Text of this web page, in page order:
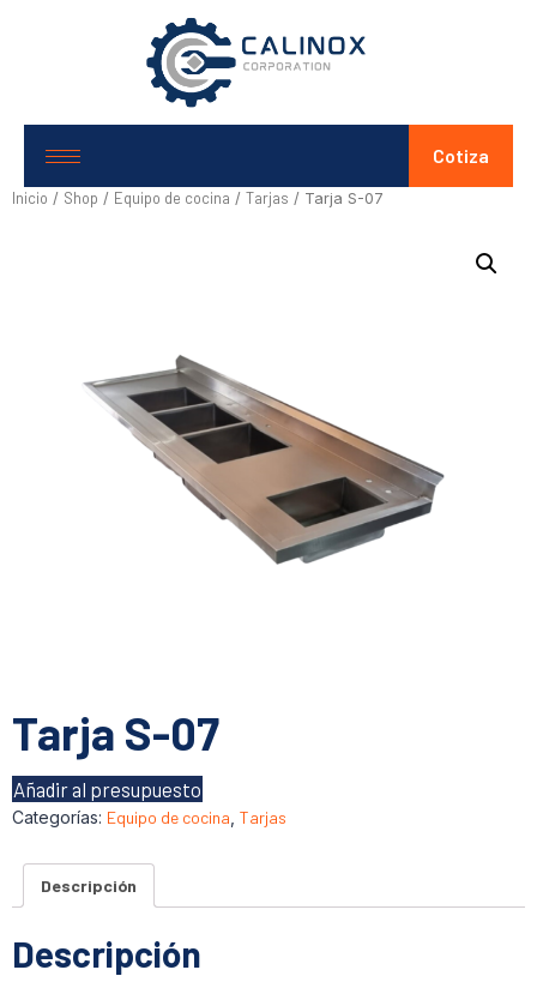
Cotiza
Inicio / Shop / Equipo de cocina / Tarjas / Tarja S-07
Tarja S-07
Añadir al presupuesto
Categorías: Equipo de cocina Tarjas
Descripción
Descripción